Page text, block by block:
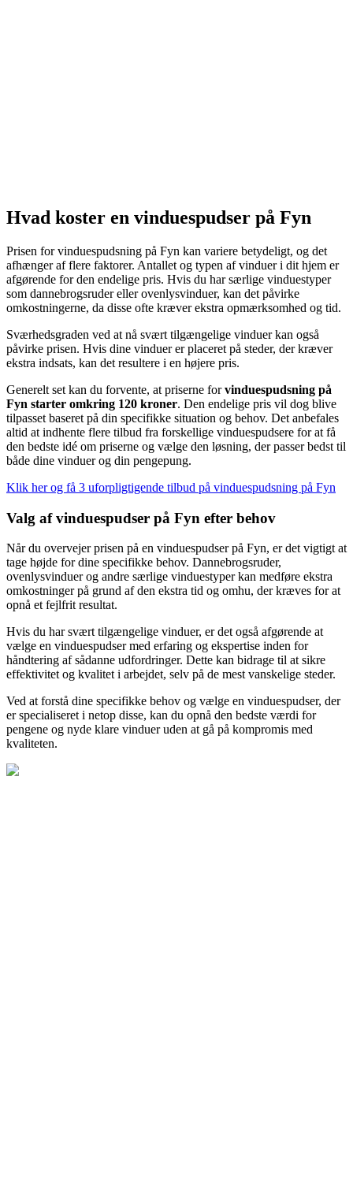
Hvad koster en vinduespudser på Fyn
Prisen for vinduespudsning på Fyn kan variere betydeligt, og det
afhænger af flere faktorer. Antallet og typen af vinduer i dit hjem er
afgørende for den endelige pris. Hvis du har særlige vinduestyper
som dannebrogsruder eller ovenlysvinduer, kan det påvirke
omkostningerne, da disse ofte kræver ekstra opmærksomhed og tid.
Sværhedsgraden ved at nå svært tilgængelige vinduer kan også
påvirke prisen. Hvis dine vinduer er placeret på steder, der kræver
ekstra indsats, kan det resultere i en højere pris.
Generelt set kan du forvente, at priserne forvinduespudsning på
Fyn starter omkring 120 kroner. Den endelige pris vil dog blive
tilpasset baseret på din specifikke situation og behov. Det anbefales
altid at indhente flere tilbud fra forskellige vinduespudsere for at få
den bedste idé om priserne og vælge den løsning, der passer bedst til
både dine vinduer og din pengepung.
Klik her og få 3 uforpligtigende tilbud på vinduespudsning på Fyn
Valg af vinduespudser på Fyn efter behov
Når du overvejer prisen på en vinduespudser på Fyn, er det vigtigt at
tage højde for dine specifikke behov. Dannebrogsruder,
ovenlysvinduer og andre særlige vinduestyper kan medføre ekstra
omkostninger på grund af den ekstra tid og omhu, der kræves for at
opnå et fejlfrit resultat.
Hvis du har svært tilgængelige vinduer, er det også afgørende at
vælge en vinduespudser med erfaring og ekspertise inden for
håndtering af sådanne udfordringer. Dette kan bidrage til at sikre
effektivitet og kvalitet i arbejdet, selv på de mest vanskelige steder.
Ved at forstå dine specifikke behov og vælge en vinduespudser, der
er specialiseret i netop disse, kan du opnå den bedste værdi for
pengene og nyde klare vinduer uden at gå på kompromis med
kvaliteten.